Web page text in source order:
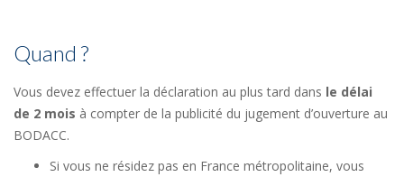
Quand ?
Vous devez effectuer la déclaration au plus tard dans le délai
de 2 mois à compter de la publicité du jugement d’ouverture au
BODACC.
Si vous ne résidez pas en France métropolitaine, vous